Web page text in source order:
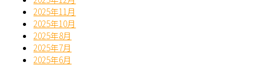
2025年11月
2025年10月
2025年8月
2025年7月
2025年6月